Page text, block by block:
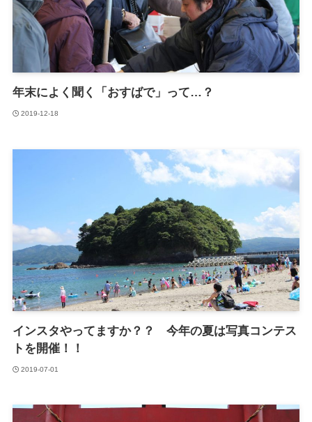
年末によく聞く「おすばで」って…？
2019-12-18
インスタやってますか？？ 今年の夏は写真コンテス
トを開催！！
2019-07-01